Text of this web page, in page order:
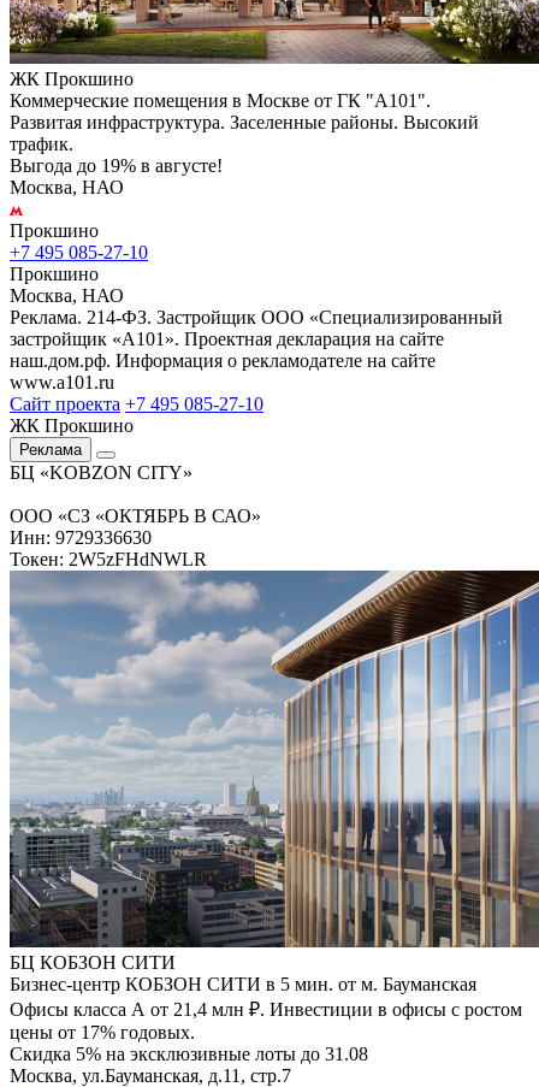
ЖК Прокшино
Коммерческие помещения в Москве от ГК "А101".
Развитая инфраструктура. Заселенные районы. Высокий
трафик.
Выгода до 19% в августе!
Москва, НАО
Прокшино
+7 495 085-27-10
Прокшино
Москва, НАО
Реклама. 214-ФЗ. Застройщик ООО «Специализированный
застройщик «А101». Проектная декларация на сайте
наш.дом.рф. Информация о рекламодателе на сайте
www.a101.ru
Сайт проекта +7 495 085-27-10
ЖК Прокшино
Реклама
БЦ «KOBZON CITY»
ООО «СЗ «ОКТЯБРЬ В САО»
Инн: 9729336630
Токен: 2W5zFHdNWLR
БЦ КОБЗОН СИТИ
Бизнес-центр КОБЗОН СИТИ в 5 мин. от м. Бауманская
Офисы класса А от 21,4 млн ₽. Инвестиции в офисы с ростом
цены от 17% годовых.
Скидка 5% на эксклюзивные лоты до 31.08
Москва, ул.Бауманская, д.11, стр.7